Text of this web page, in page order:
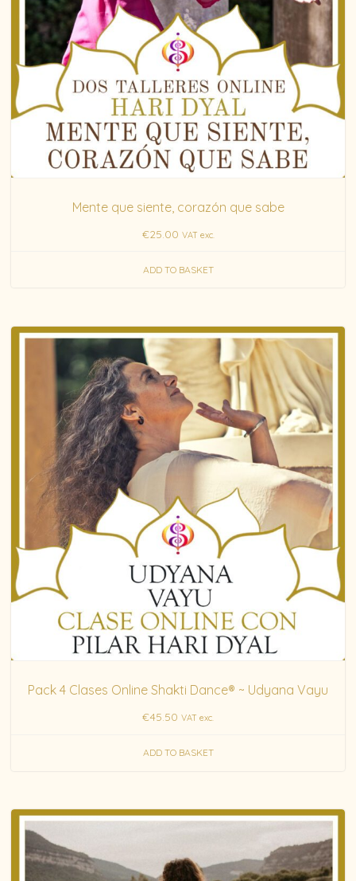
Mente que siente, corazón que sabe
€25.00 VAT exc.
ADD TO BASKET
Pack 4 Clases Online Shakti Dance® ~ Udyana Vayu
€45.50 VAT exc.
ADD TO BASKET